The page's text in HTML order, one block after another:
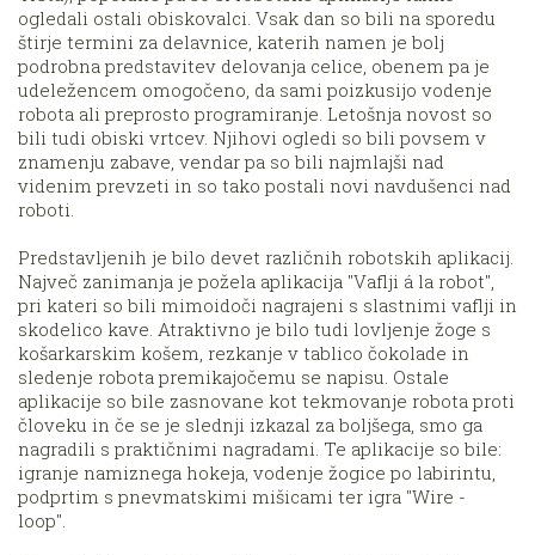
ogledali ostali obiskovalci. Vsak dan so bili na sporedu
štirje termini za delavnice, katerih namen je bolj
podrobna predstavitev delovanja celice, obenem pa je
udeležencem omogočeno, da sami poizkusijo vodenje
robota ali preprosto programiranje. Letošnja novost so
bili tudi obiski vrtcev. Njihovi ogledi so bili povsem v
znamenju zabave, vendar pa so bili najmlajši nad
videnim prevzeti in so tako postali novi navdušenci nad
roboti.
Predstavljenih je bilo devet različnih robotskih aplikacij.
Največ zanimanja je požela aplikacija "Vaflji á la robot",
pri kateri so bili mimoidoči nagrajeni s slastnimi vaflji in
skodelico kave. Atraktivno je bilo tudi lovljenje žoge s
košarkarskim košem, rezkanje v tablico čokolade in
sledenje robota premikajočemu se napisu. Ostale
aplikacije so bile zasnovane kot tekmovanje robota proti
človeku in če se je slednji izkazal za boljšega, smo ga
nagradili s praktičnimi nagradami. Te aplikacije so bile:
igranje namiznega hokeja, vodenje žogice po labirintu,
podprtim s pnevmatskimi mišicami ter igra "Wire -
loop".